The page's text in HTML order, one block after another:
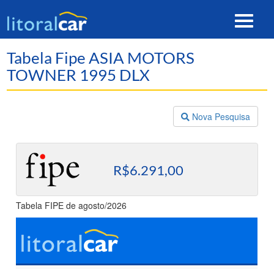
Toggle
Tabela Fipe ASIA MOTORS
TOWNER 1995 DLX
Nova Pesquisa
R$6.291,00
Tabela FIPE de agosto/2026